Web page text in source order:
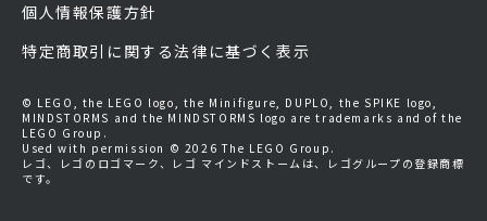
個人情報保護方針
特定商取引に関する法律に基づく表示
© LEGO, the LEGO logo, the Minifigure, DUPLO, the SPIKE logo,
MINDSTORMS and the MINDSTORMS logo are trademarks and of the
LEGO Group.
Used with permission © 2026 The LEGO Group.
レゴ、レゴのロゴマーク、レゴ マインドストームは、レゴグループの登録商標
です。